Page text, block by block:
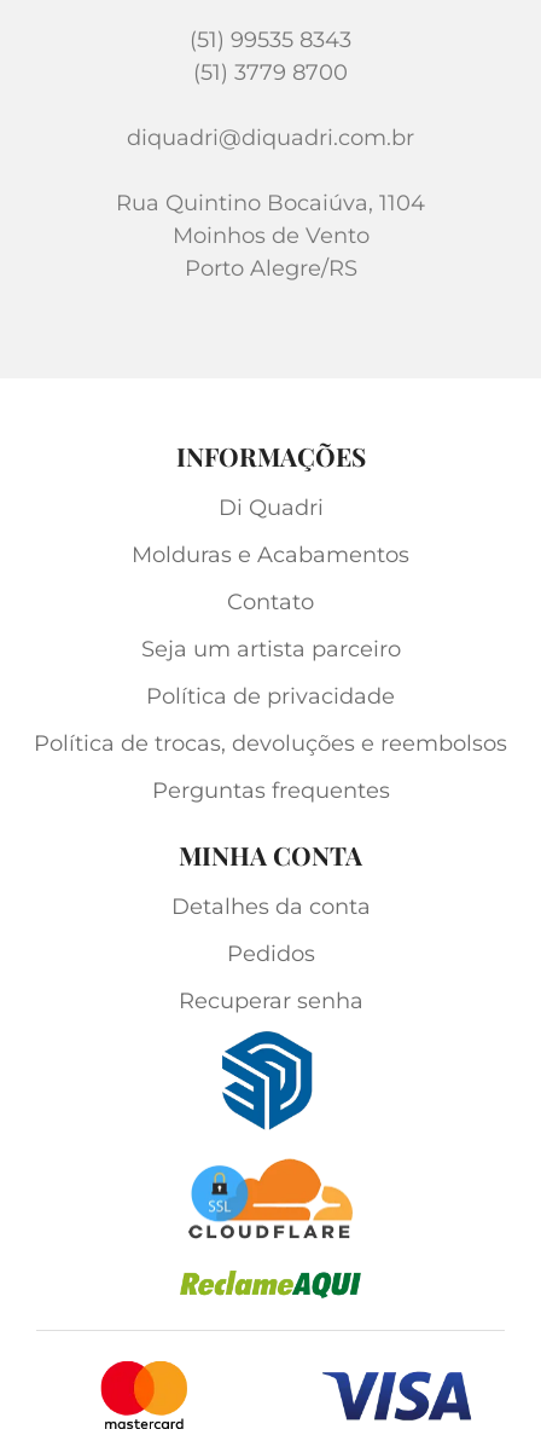
(51) 99535 8343
(51) 3779 8700
diquadri@diquadri.com.br
Rua Quintino Bocaiúva, 1104
Moinhos de Vento
Porto Alegre/RS
INFORMAÇÕES
Di Quadri
Molduras e Acabamentos
Contato
Seja um artista parceiro
Política de privacidade
Política de trocas, devoluções e reembolsos
Perguntas frequentes
MINHA CONTA
Detalhes da conta
Pedidos
Recuperar senha